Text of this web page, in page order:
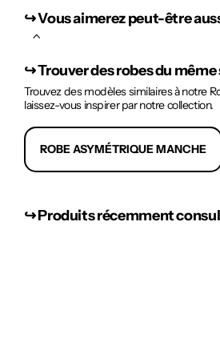
↪︎ Vous aimerez peut-être
↪︎Trouver des robes du
Trouvez des modèles similaires à notre
laissez-vous inspirer par notre collection.
ROBE ASYMÉTRIQUE MANCHE
↪︎ Produits récemment